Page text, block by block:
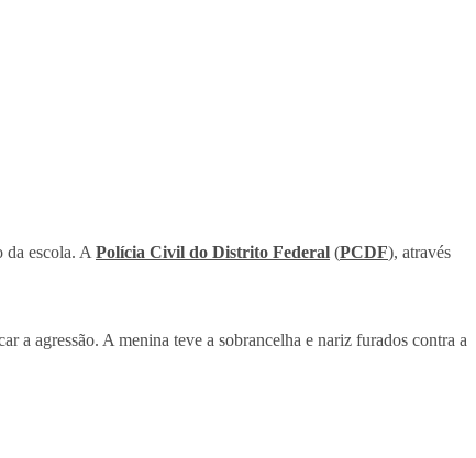
da escola. A Polícia Civil do Distrito Federal (PCDF), através
a agressão. A menina teve a sobrancelha e nariz furados contra a